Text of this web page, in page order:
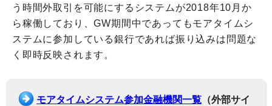
う時間外取引を可能にするシステムが2018年10月か
ら稼働しており、GW期間中であってもモアタイムシ
ステムに参加している銀行であれば振り込みは問題な
く即時反映されます。
モアタイムシステム参加金融機関一覧 （外部サイ